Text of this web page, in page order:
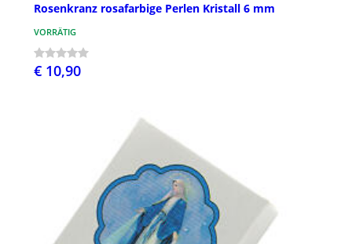
Rosenkranz rosafarbige Perlen Kristall 6 mm
VORRÄTIG
€ 10,90